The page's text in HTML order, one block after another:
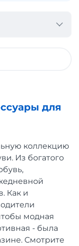
для
коллекцию
Из богатого
Как и
модная
- была
Смотрите